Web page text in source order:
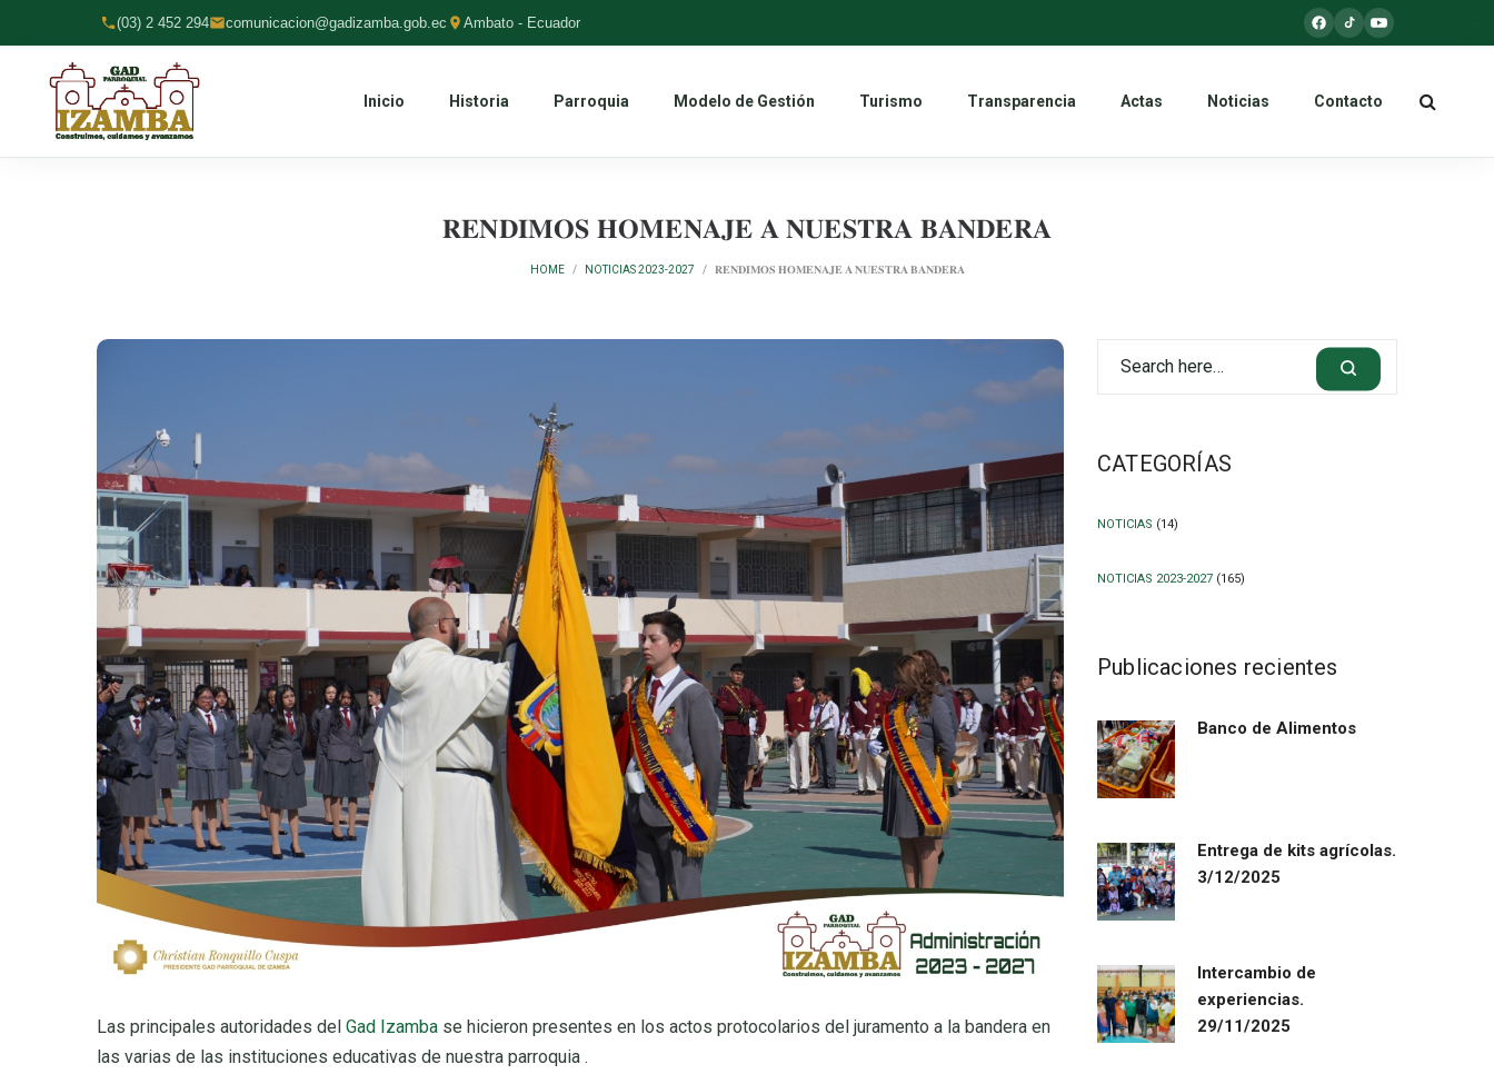
(03) 2 452 294 comunicacion@gadizamba.gob.ec Ambato - Ecuador
Inicio Historia Parroquia Modelo de Gestión Turismo Transparencia Actas Noticias Contacto
𝐑𝐄𝐍𝐃𝐈𝐌𝐎𝐒 𝐇𝐎𝐌𝐄𝐍𝐀𝐉𝐄 𝐀 𝐍𝐔𝐄𝐒𝐓𝐑𝐀 𝐁𝐀𝐍𝐃𝐄𝐑𝐀
HOME / NOTICIAS 2023-2027 / 𝐑𝐄𝐍𝐃𝐈𝐌𝐎𝐒 𝐇𝐎𝐌𝐄𝐍𝐀𝐉𝐄 𝐀 𝐍𝐔𝐄𝐒𝐓𝐑𝐀 𝐁𝐀𝐍𝐃𝐄𝐑𝐀
Las principales autoridades del Gad Izamba se hicieron presentes en los actos protocolarios del juramento a la bandera en
las varias de las instituciones educativas de nuestra parroquia .
CATEGORÍAS
NOTICIAS (14)
NOTICIAS 2023-2027 (165)
Publicaciones recientes
Banco de Alimentos
Entrega de kits agrícolas.
3/12/2025
Intercambio de
experiencias.
29/11/2025